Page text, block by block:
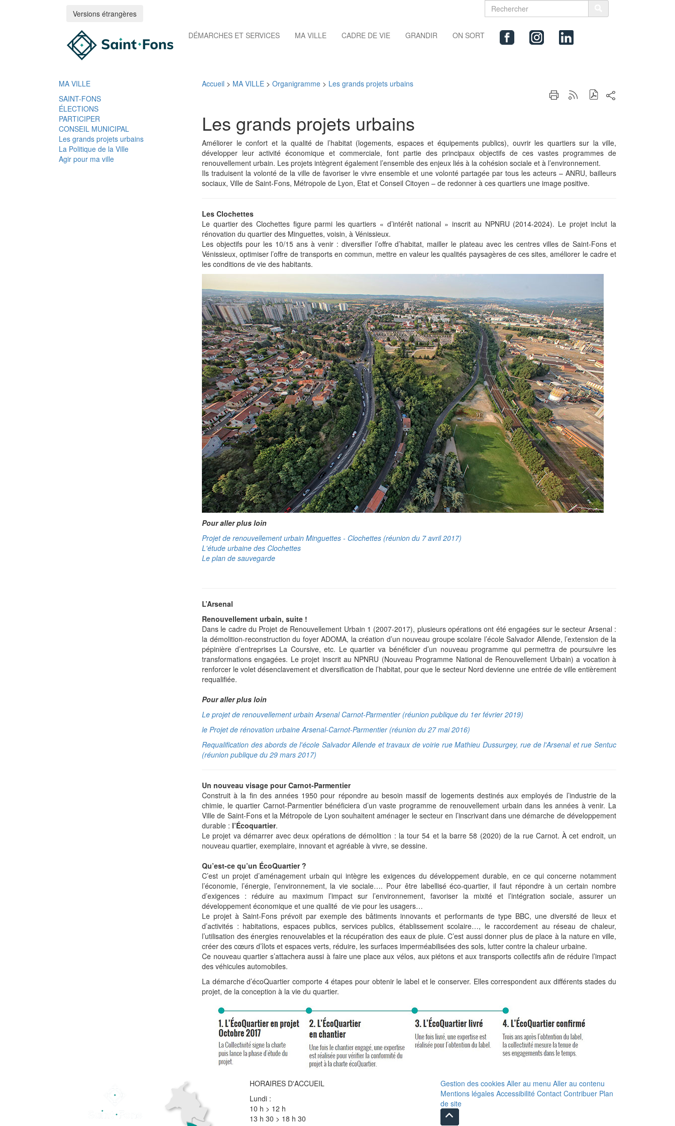
Versions étrangères
DÉMARCHES ET SERVICES MA VILLE CADRE DE VIE GRANDIR ON SORT
MA VILLE
SAINT-FONS
ÉLECTIONS
PARTICIPER
CONSEIL MUNICIPAL
Les grands projets urbains
La Politique de la Ville
Agir pour ma ville
Accueil > MA VILLE > Organigramme > Les grands projets urbains
ImprimerGénérer
Partager
sur
Les grands projets urbains
Améliorer le confort et la qualité de l’habitat (logements, espaces et équipements publics), ouvrir les quartiers sur la ville,
développer leur activité économique et commerciale, font partie des principaux objectifs de ces vastes programmes de
renouvellement urbain. Les projets intègrent également l’ensemble des enjeux liés à la cohésion sociale et à l’environnement.
Ils traduisent la volonté de la ville de favoriser le vivre ensemble et une volonté partagée par tous les acteurs – ANRU, bailleurs
sociaux, Ville de Saint-Fons, Métropole de Lyon, Etat et Conseil Citoyen – de redonner à ces quartiers une image positive.
Les Clochettes
Le quartier des Clochettes figure parmi les quartiers « d’intérêt national » inscrit au NPNRU (2014-2024). Le projet inclut la
rénovation du quartier des Minguettes, voisin, à Vénissieux.
Les objectifs pour les 10/15 ans à venir : diversifier l’offre d’habitat, mailler le plateau avec les centres villes de Saint-Fons et
Vénissieux, optimiser l’offre de transports en commun, mettre en valeur les qualités paysagères de ces sites, améliorer le cadre et
les conditions de vie des habitants.
Pour aller plus loin
Projet de renouvellement urbain Minguettes - Clochettes (réunion du 7 avril 2017)
L'étude urbaine des Clochettes
Le plan de sauvegarde
L’Arsenal
Renouvellement urbain, suite !
Dans le cadre du Projet de Renouvellement Urbain 1 (2007-2017), plusieurs opérations ont été engagées sur le secteur Arsenal :
la démolition-reconstruction du foyer ADOMA, la création d’un nouveau groupe scolaire l’école Salvador Allende, l’extension de la
pépinière d’entreprises La Coursive, etc. Le quartier va bénéficier d’un nouveau programme qui permettra de poursuivre les
transformations engagées. Le projet inscrit au NPNRU (Nouveau Programme National de Renouvellement Urbain) a vocation à
renforcer le volet désenclavement et diversification de l’habitat, pour que le secteur Nord devienne une entrée de ville entièrement
requalifiée.
Pour aller plus loin
Le projet de renouvellement urbain Arsenal Carnot-Parmentier (réunion publique du 1er février 2019)
le Projet de rénovation urbaine Arsenal-Carnot-Parmentier (réunion du 27 mai 2016)
Requalification des abords de l'école Salvador Allende et travaux de voirie rue Mathieu Dussurgey, rue de l'Arsenal et rue Sentuc
(réunion publique du 29 mars 2017)
Un nouveau visage pour Carnot-Parmentier
Construit à la fin des années 1950 pour répondre au besoin massif de logements destinés aux employés de l’industrie de la
chimie, le quartier Carnot-Parmentier bénéficiera d’un vaste programme de renouvellement urbain dans les années à venir. La
Ville de Saint-Fons et la Métropole de Lyon souhaitent aménager le secteur en l’inscrivant dans une démarche de développement
durable : l’Écoquartier.
Le projet va démarrer avec deux opérations de démolition : la tour 54 et la barre 58 (2020) de la rue Carnot. À cet endroit, un
nouveau quartier, exemplaire, innovant et agréable à vivre, se dessine.
Qu’est-ce qu’un ÉcoQuartier ?
C’est un projet d’aménagement urbain qui intègre les exigences du développement durable, en ce qui concerne notamment
l’économie, l’énergie, l’environnement, la vie sociale…. Pour être labellisé éco-quartier, il faut répondre à un certain nombre
d’exigences : réduire au maximum l’impact sur l’environnement, favoriser la mixité et l’intégration sociale, assurer un
développement économique et une qualité de vie pour les usagers…
Le projet à Saint-Fons prévoit par exemple des bâtiments innovants et performants de type BBC, une diversité de lieux et
d’activités : habitations, espaces publics, services publics, établissement scolaire…, le raccordement au réseau de chaleur,
l’utilisation des énergies renouvelables et la récupération des eaux de pluie. C’est aussi donner plus de place à la nature en ville,
créer des cœurs d’îlots et espaces verts, réduire, les surfaces imperméabilisées des sols, lutter contre la chaleur urbaine.
Ce nouveau quartier s’attachera aussi à faire une place aux vélos, aux piétons et aux transports collectifs afin de réduire l’impact
des véhicules automobiles.
La démarche d’écoQuartier comporte 4 étapes pour obtenir le label et le conserver. Elles correspondent aux différents stades du
projet, de la conception à la vie du quartier.
HORAIRES D'ACCUEIL
Lundi :
10 h > 12 h
13 h 30 > 18 h 30
Gestion des cookies Aller au menu Aller au contenu
Mentions légales Accessibilité Contact Contribuer Plan
de site
en